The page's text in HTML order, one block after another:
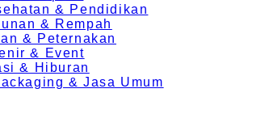
& Pendidikan
& Rempah
& Peternakan
& Event
& Hiburan
& Jasa Umum